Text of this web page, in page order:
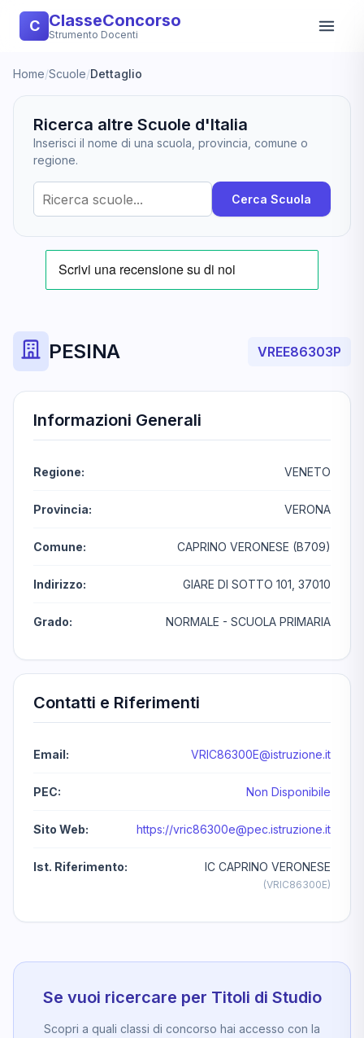
C ClasseConcorso
Strumento Docenti
Home/Scuole/Dettaglio
Ricerca altre Scuole d'Italia
Inserisci il nome di una scuola, provincia, comune o
regione.
Cerca Scuola
PESINA VREE86303P
Informazioni Generali
Regione: VENETO
Provincia: VERONA
Comune: CAPRINO VERONESE (B709)
Indirizzo: GIARE DI SOTTO 101, 37010
Grado: NORMALE - SCUOLA PRIMARIA
Contatti e Riferimenti
Email: VRIC86300E@istruzione.it
PEC: Non Disponibile
Sito Web: https://vric86300e@pec.istruzione.it
Ist. Riferimento: IC CAPRINO VERONESE
(VRIC86300E)
Se vuoi ricercare per Titoli di Studio
Scopri a quali classi di concorso hai accesso con la